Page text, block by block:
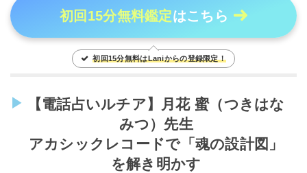
初回15分無料鑑定はこちら
初回15分無料はLaniからの登録限定！
【電話占いルチア】月花 蜜（つきはな
みつ）先生
アカシックレコードで「魂の設計図」
を解き明かす